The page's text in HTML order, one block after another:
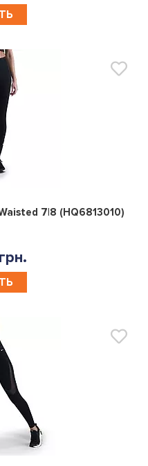
0
7|8 (HQ6813010)